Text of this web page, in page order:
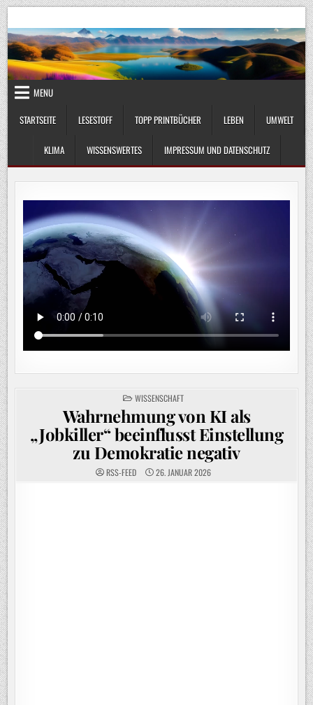
Skip
to
content
UmweltKlima.com
MENU
STARTSEITE
LESESTOFF TOPP PRINTBÜCHER LEBEN UMWELT
KLIMA WISSENSWERTES IMPRESSUM UND DATENSCHUTZ
POSTED
IN
WISSENSCHAFT
Wahrnehmung von KI als
„Jobkiller“ beeinflusst Einstellung
zu Demokratie negativ
RSS-FEED 26. JANUAR 2026